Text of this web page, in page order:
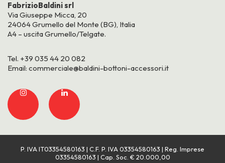
FabrizioBaldini srl
Via Giuseppe Micca, 20
24064 Grumello del Monte (BG), Italia
A4 – uscita Grumello/Telgate.
Tel. +39 035 44 20 082
Email: commerciale@baldini-bottoni-accessori.it
P. IVA IT03354580163 | C.F. P. IVA 03354580163 | Reg. Imprese
03354580163 | Cap. Soc. € 20.000,00